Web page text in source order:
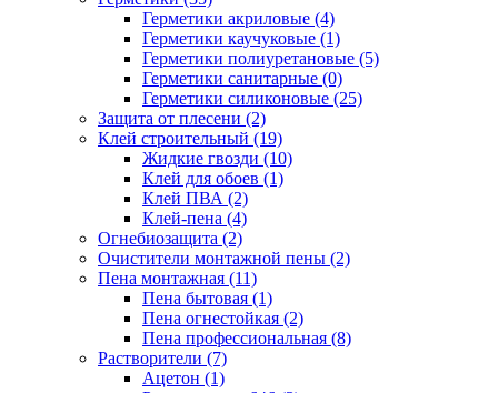
Герметики акриловые (4)
Герметики каучуковые (1)
Герметики полиуретановые (5)
Герметики санитарные (0)
Герметики силиконовые (25)
Защита от плесени (2)
Клей строительный (19)
Жидкие гвозди (10)
Клей для обоев (1)
Клей ПВА (2)
Клей-пена (4)
Огнебиозащита (2)
Очистители монтажной пены (2)
Пена монтажная (11)
Пена бытовая (1)
Пена огнестойкая (2)
Пена профессиональная (8)
Растворители (7)
Ацетон (1)